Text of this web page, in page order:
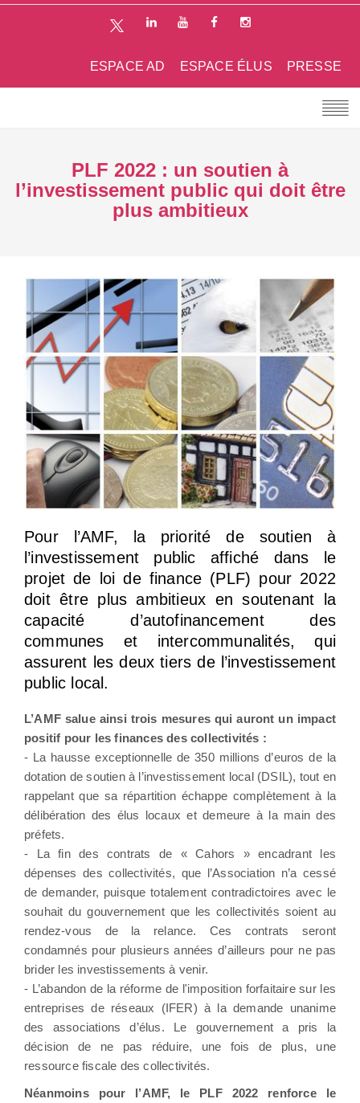
PRESSE
ESPACE ÉLUS
ESPACE AD
PLF 2022 : un soutien à
l’investissement public qui doit être
plus ambitieux
Pour l’AMF, la priorité de soutien à
l’investissement public affiché dans le
projet de loi de finance (PLF) pour 2022
doit être plus ambitieux en soutenant la
capacité d’autofinancement des
communes et intercommunalités, qui
assurent les deux tiers de l’investissement
public local.
L’AMF salue ainsi trois mesures qui auront un impact
positif pour les finances des collectivités :
- La hausse exceptionnelle de 350 millions d’euros de la
dotation de soutien à l’investissement local (DSIL), tout en
rappelant que sa répartition échappe complètement à la
délibération des élus locaux et demeure à la main des
préfets.
- La fin des contrats de « Cahors » encadrant les
dépenses des collectivités, que l’Association n’a cessé
de demander, puisque totalement contradictoires avec le
souhait du gouvernement que les collectivités soient au
rendez-vous de la relance. Ces contrats seront
condamnés pour plusieurs années d’ailleurs pour ne pas
brider les investissements à venir.
- L’abandon de la réforme de l'imposition forfaitaire sur les
entreprises de réseaux (IFER) à la demande unanime
des associations d’élus. Le gouvernement a pris la
décision de ne pas réduire, une fois de plus, une
ressource fiscale des collectivités.
Néanmoins pour l’AMF, le PLF 2022 renforce le